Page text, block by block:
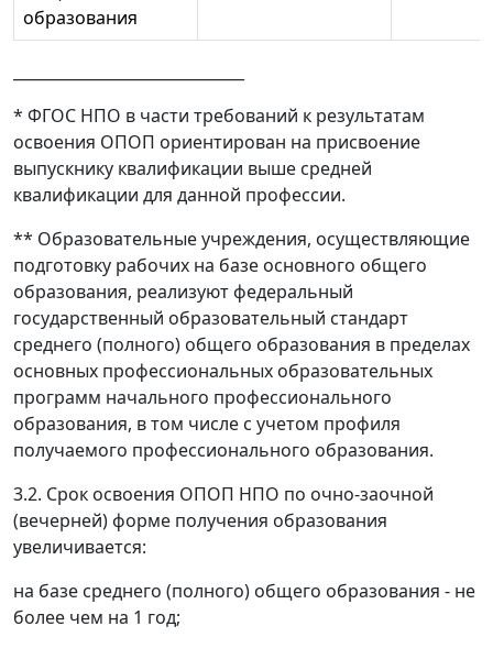
образования
* ФГОС НПО в части требований к результатам
освоения ОПОП ориентирован на присвоение
выпускнику квалификации выше средней
квалификации для данной профессии.
** Образовательные учреждения, осуществляющие
подготовку рабочих на базе основного общего
образования, реализуют федеральный
государственный образовательный стандарт
среднего (полного) общего образования в пределах
основных профессиональных образовательных
программ начального профессионального
образования, в том числе с учетом профиля
получаемого профессионального образования.
3.2. Срок освоения ОПОП НПО по очно-заочной
(вечерней) форме получения образования
увеличивается:
на базе среднего (полного) общего образования - не
более чем на 1 год;